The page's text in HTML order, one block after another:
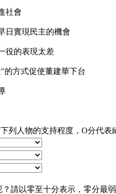
社會
日實現民主的機會
役的表現太差
的方式促使董建華下台
列人物的支持程度，O分代
請以零至十分表示，零分最